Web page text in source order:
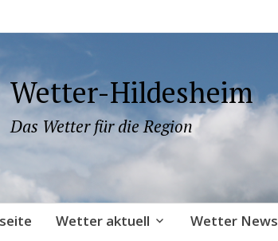
Wetter-Hildesheim
Das Wetter für die Region
Wetter aktuell Wetter News